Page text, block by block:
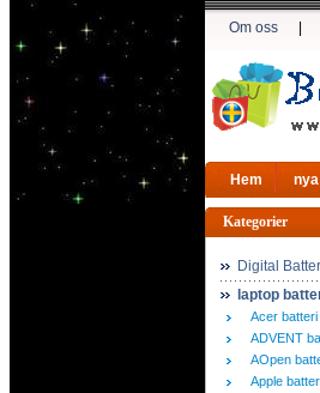
Om oss
Hem
Kategorier
Digital
laptop
Acer batteri
ADVENT
AOpen
Apple